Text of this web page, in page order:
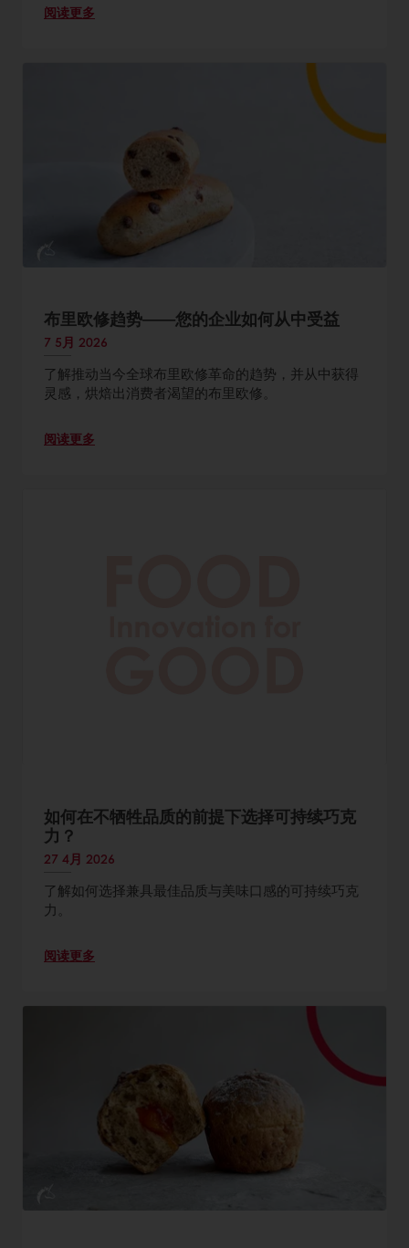
阅读更多
布里欧修趋势——您的企业如何从中受益
7 5月 2026
了解推动当今全球布里欧修革命的趋势，并从中获得
灵感，烘焙出消费者渴望的布里欧修。
阅读更多
如何在不牺牲品质的前提下选择可持续巧克
力？
27 4月 2026
了解如何选择兼具最佳品质与美味口感的可持续巧克
力。
阅读更多